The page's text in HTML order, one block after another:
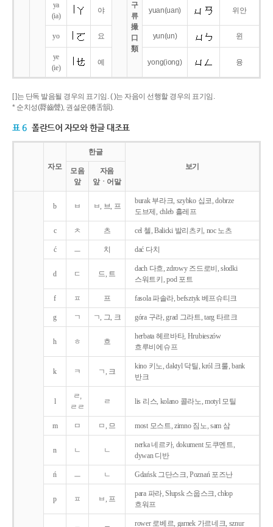
구
류
撮
口
類
ya
(ia)
야 yuan(uan) 위안
yo 요 yun(un) 윈
ye
(ie)
예 yong(iong) 융
[ ]는 단독 발음될 경우의 표기임. ( )는 자음이 선행할 경우의 표기임.
* 순치성(脣齒聲), 권설운(捲舌韻).
표 6 폴란드어 자모와 한글 대조표
자모
한글
보기
모음
앞
자음
앞ㆍ어말
b ㅂ ㅂ, 브, 프
burak 부라크, szybko 십코, dobrze
도브제, chleb 흘레프
c ㅊ 츠 cel 첼, Balicki 발리츠키, noc 노츠
ć ㅡ 치 dać 다치
d ㄷ 드, 트
dach 다흐, zdrowy 즈드로비, słodki
스워트키, pod 포트
f ㅍ 프 fasola 파솔라, befsztyk 베프슈티크
g ㄱ ㄱ, 그, 크 góra 구라, grad 그라트, targ 타르크
h ㅎ 흐
herbata 헤르바타, Hrubieszów
흐루비에슈프
k ㅋ ㄱ, 크
kino 키노, daktyl 닥틸, król 크룰, bank
반크
l
ㄹ,
ㄹㄹ
ㄹ lis 리스, kolano 콜라노, motyl 모틸
m ㅁ ㅁ, 므 most 모스트, zimno 짐노, sam 삼
n ㄴ ㄴ
nerka 네르카, dokument 도쿠멘트,
dywan 디반
ń ㅡ ㄴ Gdańsk 그단스크, Poznań 포즈난
p ㅍ ㅂ, 프
para 파라, Słupsk 스웁스크, chłop
흐워프
rower 로베르, garnek 가르네크, sznur